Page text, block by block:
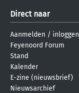
Direct naar
Aanmelden / inloggen
Feyenoord Forum
Stand
Kalender
E-zine (nieuwsbrief)
Nieuwsarchief